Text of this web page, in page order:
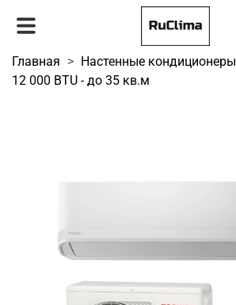
Главная Настенные кондиционеры
12 000 BTU - до 35 кв.м